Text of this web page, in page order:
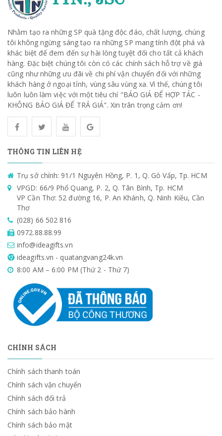
Nhằm tạo ra những SP quà tặng độc đáo, chất lượng, chúng
tôi không ngừng sáng tạo ra những SP mang tính đột phá và
khác biệt để đem đến sự hài lòng tuyệt đối cho tất cả khách
hàng. Đặc biệt chúng tôi còn có các chính sách hỗ trợ về giá
cũng như những ưu đãi về chi phí vận chuyển đối với những
khách hàng ở ngoại tỉnh, vùng sâu vùng xa. Vì thế, chúng tôi
luôn luôn làm việc với một tiêu chí "BÁO GIÁ ĐỂ HỢP TÁC -
KHÔNG BÁO GIÁ ĐỂ TRẢ GIÁ". Xin trân trọng cảm ơn!
THÔNG TIN LIÊN HỆ
Trụ sở chính: 91/1 Nguyên Hồng, P. 1, Q. Gò Vấp, Tp. HCM
VPGD: 66/9 Phổ Quang, P. 2, Q. Tân Bình, Tp. HCM
VP Cần Thơ: 52 đường 16, P. An Khánh, Q. Ninh Kiều, Cần
Thơ
(028) 66 502 816
0972.88.88.99
info@ideagifts.vn
ideagifts.vn - quatangvang24k.vn
8:00 AM – 6:00 PM (Thứ 2 - Thứ 7)
CHÍNH SÁCH
Chính sách thanh toán
Chính sách vận chuyển
Chính sách đổi trả
Chính sách bảo hành
Chính sách bảo mật